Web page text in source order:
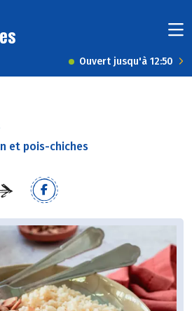
Ouvert jusqu'à 12:50
et pois-chiches